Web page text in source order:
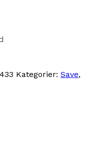
Kategorier: Save,